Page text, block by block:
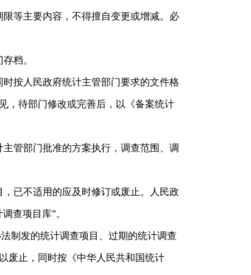
等主要内容，不得擅自变更或增减。必
档。
按人民政府统计主管部门要求的文件格
，待部门修改或完善后，以《备案统计
管部门批准的方案执行，调查范围、调
已不适用的应及时修订或废止。人民政
查项目库”。
制发的统计调查项目、过期的统计调查
废止，同时按《中华人民共和国统计